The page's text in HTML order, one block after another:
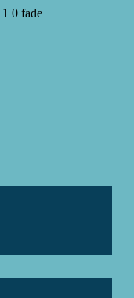
1 0 fade